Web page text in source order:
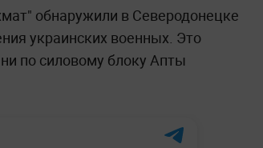
обнаружили в Северодонецке
украинских военных. Это
по силовому блоку Апты